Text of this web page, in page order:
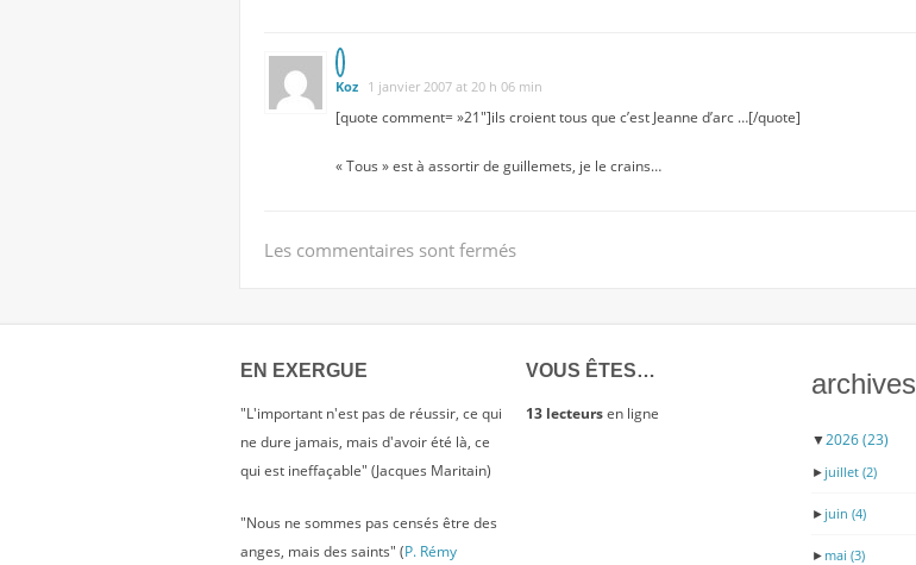
Koz 1 janvier 2007 at 20 h 06 min
[quote comment= »21″]ils croient tous que c’est Jeanne d’arc …[/quote]
« Tous » est à assortir de guillemets, je le crains…
Les commentaires sont fermés
EN EXERGUE
"L'important n'est pas de réussir, ce qui
ne dure jamais, mais d'avoir été là, ce
qui est ineffaçable" (Jacques Maritain)
"Nous ne sommes pas censés être des
anges, mais des saints" (P. Rémy
VOUS ÊTES…
13 lecteursen ligne
archives
▼2026(23)
► juillet (2)
► juin (4)
► mai (3)